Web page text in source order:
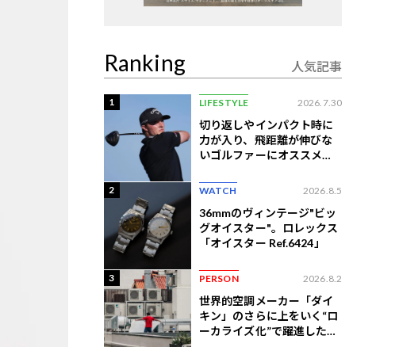
Ranking 人気記事
1 LIFESTYLE 2026.7.30
切り返しやインパクト時に
力が入り、飛距離が伸びな
いゴルファーにオススメの
2 WATCH 2026.8.5
36mmのヴィンテージ"ビッ
グオイスター"。ロレックス
「オイスター Ref.6424」
3 PERSON 2026.8.2
世界的空調メーカー「ダイ
キン」のさらに上をいく“ロ
ーカライズ化”で躍進したイ